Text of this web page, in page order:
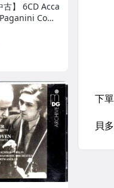
】 6CD Acca
Comp
サルヴァ
カルド パガ
オリン クラ